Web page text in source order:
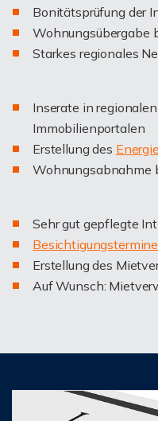
Bonitätsprüfung der
Wohnungsübergabe
Starkes regionales
Inserate in
Immobilienportalen
Erstellung des
Wohnungsabnahme
Sehr gut gepflegte
Besichtigungstermine
Erstellung des
Auf Wunsch: